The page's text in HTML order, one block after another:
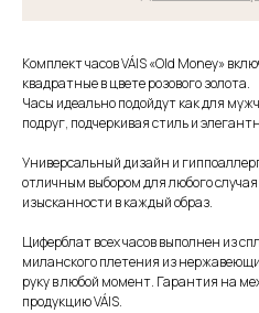
Комплект часов VÁIS «Old Money»
квадратные в цвете розового золота.
Часы идеально подойдут как для
подруг, подчеркивая стиль и
Универсальный дизайн и
отличным выбором для любого
изысканности в каждый образ.
Циферблат всех часов выполнен из
миланского плетения из
руку в любой момент. Гарантия на
продукцию VÁIS.